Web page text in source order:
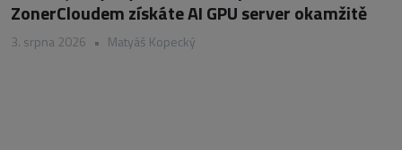
ZonerCloudem získáte AI GPU server okamžitě
3. srpna 2026 • Matyáš Kopecký